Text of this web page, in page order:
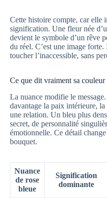
Cette histoire compte, car elle
signification. Une fleur née
devient le symbole d’un rêve
du réel. C’est une image
toucher l’inaccessible, sans
Ce que dit vraiment sa couleur
La nuance modifie le
davantage la paix intérieure, la
une relation. Un bleu plus
secret, de personnalité
émotionnelle. Ce détail
bouquet.
Nuance
de rose
bleue
Signification
dominante